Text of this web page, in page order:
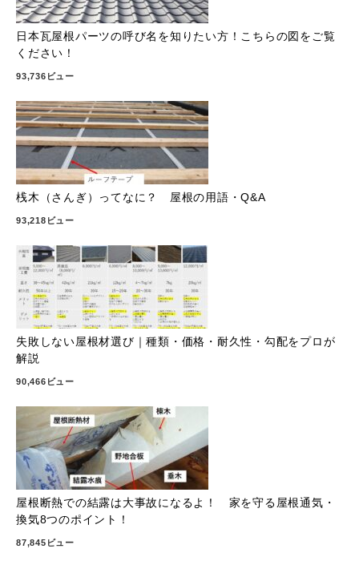
日本瓦屋根パーツの呼び名を知りたい方！こちらの図をご覧
ください！
93,736ビュー
桟木（さんぎ）ってなに？ 屋根の用語・Q&A
93,218ビュー
失敗しない屋根材選び｜種類・価格・耐久性・勾配をプロが
解説
90,466ビュー
屋根断熱での結露は大事故になるよ！ 家を守る屋根通気・
換気8つのポイント！
87,845ビュー